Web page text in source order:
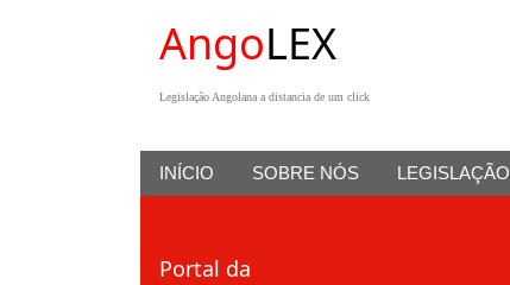
AngoLEX
Legislação Angolana a distancia de um click
INÍCIO SOBRE NÓS LEGISLAÇÃO
Portal da